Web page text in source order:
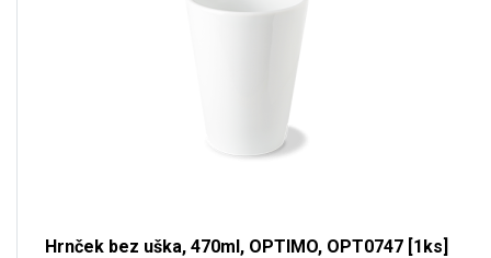
Hrnček bez uška, 470ml, OPTIMO, OPT0747 [1ks]